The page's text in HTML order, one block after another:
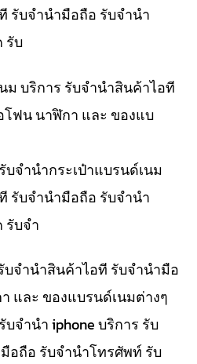
รับจำนำมือถือ รับจำนำ
รับ
ม บริการ รับจำนำสินค้าไอที
ฟน นาฬิกา และ ของแบ
จำนำกระเป๋าแบรนด์เนม
รับจำนำมือถือ รับจำนำ
รับจำ
บจำนำสินค้าไอที รับจำนำมือ
และ ของแบรนด์เนมต่างๆ
จำนำ iphone บริการ รับ
อถือ รับจำนำโทรศัพท์ รับ